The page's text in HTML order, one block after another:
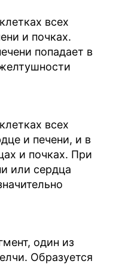
всех
и почках.
попадает в
всех
и печени, и в
и почках. При
или сердца
один из
Образуется